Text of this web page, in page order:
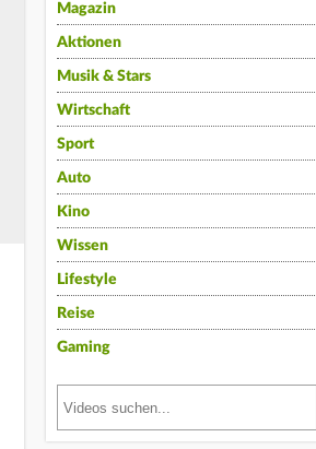
Magazin
Aktionen
Musik & Stars
Wirtschaft
Sport
Auto
Kino
Wissen
Lifestyle
Reise
Gaming